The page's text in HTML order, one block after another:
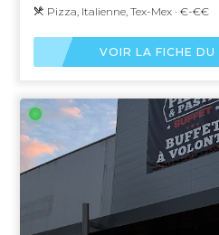
Pizza, Italienne, Tex-Mex · €-€€
VOIR LA FICHE DU